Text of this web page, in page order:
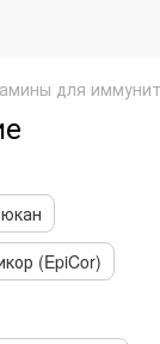
для
(EpiCor)